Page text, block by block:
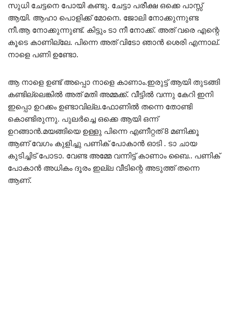
സുധി ചേട്ടനെ പോയി കണ്ടു. ചേട്ടാ പരീക്ഷ ഒക്കെ പാസ്സ്
ആയി. ആഹാ പൊളിക്ക് മോനെ. ജോലി നോക്കുന്നുണ്ട
നീ.ആ നോക്കുന്നുണ്ട്. കിട്ടും ടാ നീ നോക്ക്. അത് വരെ എന്റെ
കൂടെ കാണില്ലേ. പിന്നെ അത് വിടോ ഞാൻ ശെരി എന്നാല്.
നാളെ പണി ഉണ്ടോ.
ആ നാളെ ഉണ്ട് അപ്പൊ നാളെ കാണാം.ഇരുട്ട് ആയി തുടങ്ങി
കണ്ടില്ലെങ്കിൽ അത് മതി അമ്മക്ക്. വീട്ടിൽ വന്നു കേറി ഇനി
ഇപ്പൊ ഉറക്കം ഉണ്ടാവില്ല.ഫോണിൽ തന്നെ തോണ്ടി
കൊണ്ടിരുന്നു. പുലർച്ചെ ഒക്കെ ആയി ഒന്ന്
ഉറങ്ങാൻ.മയങ്ങിയെ ഉള്ളു പിന്നെ എണീറ്റത് 8 മണിക്കൂ
ആണ് വേഗം കുളിച്ചു പണിക് പോകാൻ ഓടി . ടാ ചായ
കുടിച്ചിട് പോടാ. വേണ്ട അമ്മേ വന്നിട്ട് കാണാം ബൈ.. പണിക്
പോകാൻ അധികം ദൂരം ഇല്ല വീടിന്റെ അടുത്ത് തന്നെ
ആണ്.